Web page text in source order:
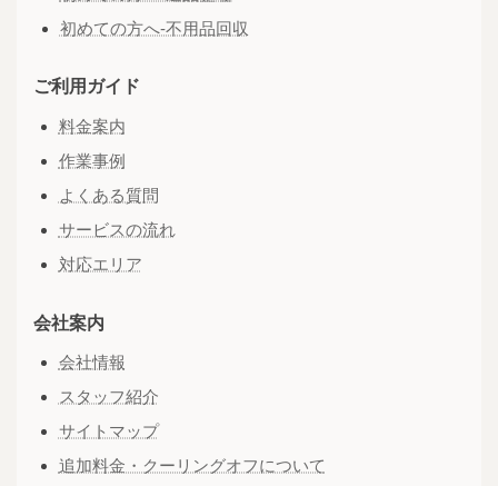
初めての方へ-不用品回収
ご利用ガイド
料金案内
作業事例
よくある質問
サービスの流れ
対応エリア
会社案内
会社情報
スタッフ紹介
サイトマップ
追加料金・クーリングオフについて